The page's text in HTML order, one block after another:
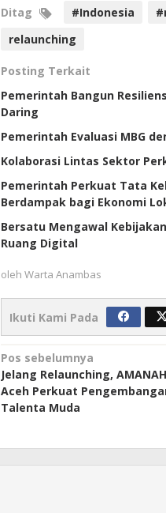
Ditag #Indonesia
relaunching
Posting Terkait
Pemerintah Bangun
Daring
Pemerintah Evaluasi MBG
Kolaborasi Lintas Sektor
Pemerintah Perkuat Tata
Berdampak bagi Ekonomi
Bersatu Mengawal
Ruang Digital
oleh Warta Anambas
Ikuti Kami Pada
Navigasi
pos
Pos sebelumnya
Jelang Relaunching, AMANAH
Aceh Perkuat
Talenta Muda